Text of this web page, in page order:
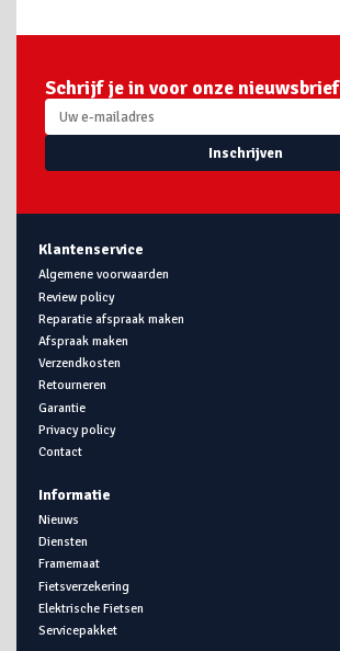
Schrijf je in voor onze nieuwsbrief
Inschrijven
Klantenservice
Algemene voorwaarden
Review policy
Reparatie afspraak maken
Afspraak maken
Verzendkosten
Retourneren
Garantie
Privacy policy
Contact
Informatie
Nieuws
Diensten
Framemaat
Fietsverzekering
Elektrische Fietsen
Servicepakket